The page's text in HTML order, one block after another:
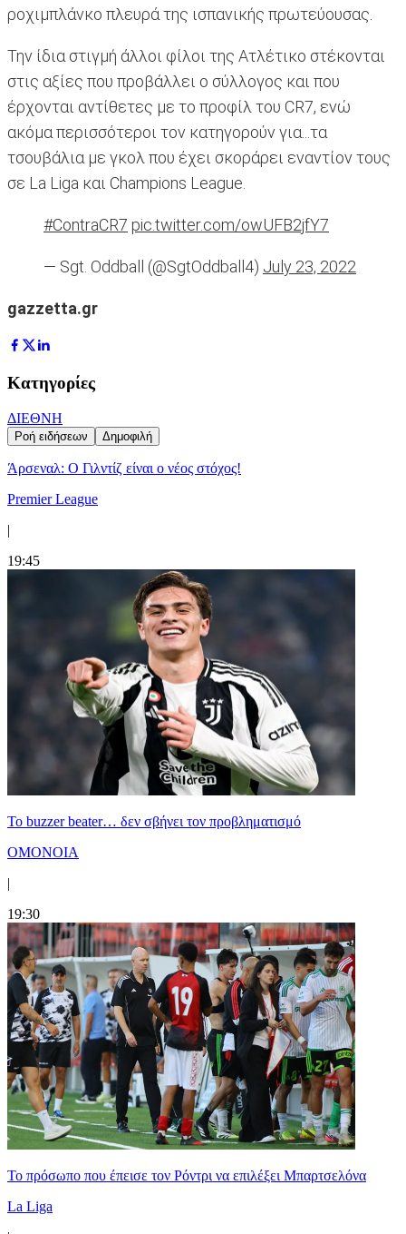
ροχιμπλάνκο πλευρά της ισπανικής πρωτεύουσας.
Την ίδια στιγμή άλλοι φίλοι της Ατλέτικο στέκονται
στις αξίες που προβάλλει ο σύλλογος και που
έρχονται αντίθετες με το προφίλ του CR7, ενώ
ακόμα περισσότεροι τον κατηγορούν για...τα
τσουβάλια με γκολ που έχει σκοράρει εναντίον τους
σε La Liga και Champions League.
#ContraCR7 pic.twitter.com/owUFB2jfY7
— Sgt. Oddball (@SgtOddball4) July 23, 2022
gazzetta.gr
Κατηγορίες
ΔΙΕΘΝΗ
Ροή ειδήσεων Δημοφιλή
Άρσεναλ: Ο Γιλντίζ είναι ο νέος στόχος!
Premier League
|
19:45
Το buzzer beater… δεν σβήνει τoν προβληματισμό
ΟΜΟΝΟΙΑ
|
19:30
Το πρόσωπο που έπεισε τον Ρόντρι να επιλέξει Μπαρτσελόνα
La Liga